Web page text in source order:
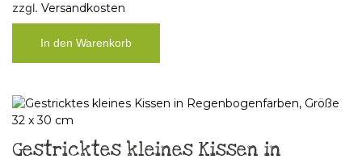
zzgl. Versandkosten
In den Warenkorb
Gestricktes kleines Kissen in